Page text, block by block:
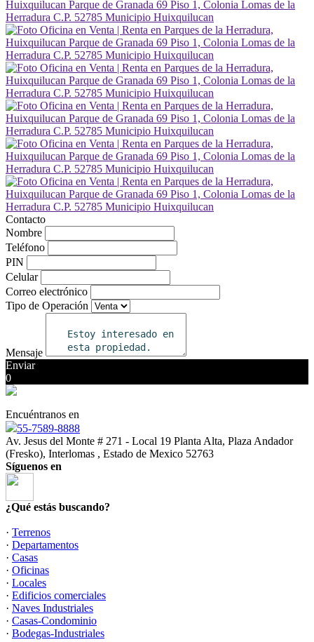
Contacto
Nombre
Teléfono
PIN
Celular
Correo electrónico
Tipo de Operación
Mensaje
Enviar
0
Encuéntranos en
55-7589-8888
Av. Jesus del Monte # 271 - Local 19 Planta Alta, Plaza Andador
(Fresko), Interlomas , Estado de Mexico 52763
Síguenos en
¿Qué estás buscando?
· Terrenos
· Departamentos
· Casas
· Oficinas
· Locales
· Edificios comerciales
· Naves Industriales
· Casas-Condominio
· Bodegas-Industriales